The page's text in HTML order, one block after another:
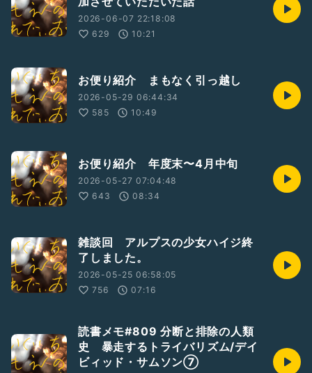
2026-06-07 22:18:08
629
10:21
お便り紹介 まもなく引っ越し
2026-05-29 06:44:34
585
10:49
お便り紹介 年度末〜4月中旬
2026-05-27 07:04:48
643
08:34
雑談回 アルプスの少女ハイジ終
了しました。
2026-05-25 06:58:05
756
07:16
読書メモ#809 分断と排除の人類
史 暴走するトライバリズム/デイ
ビィッド・サムソン⑦